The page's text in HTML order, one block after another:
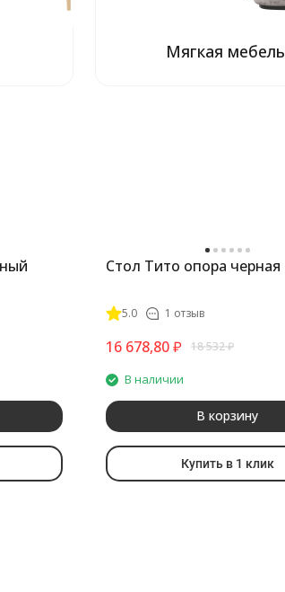
Мягкая мебель
Стол Тито опора черная
5.0 1 отзыв
16 678,80₽ 18 532₽
В наличии
В корзину
Купить в 1 клик